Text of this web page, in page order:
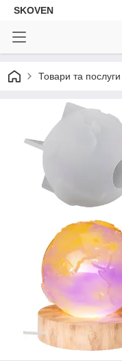
SKOVEN
Товари та послуги